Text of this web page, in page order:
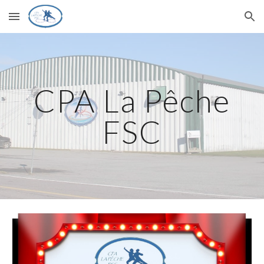
Skip to main content Skip to navigation
CPA La Pêche
FSC